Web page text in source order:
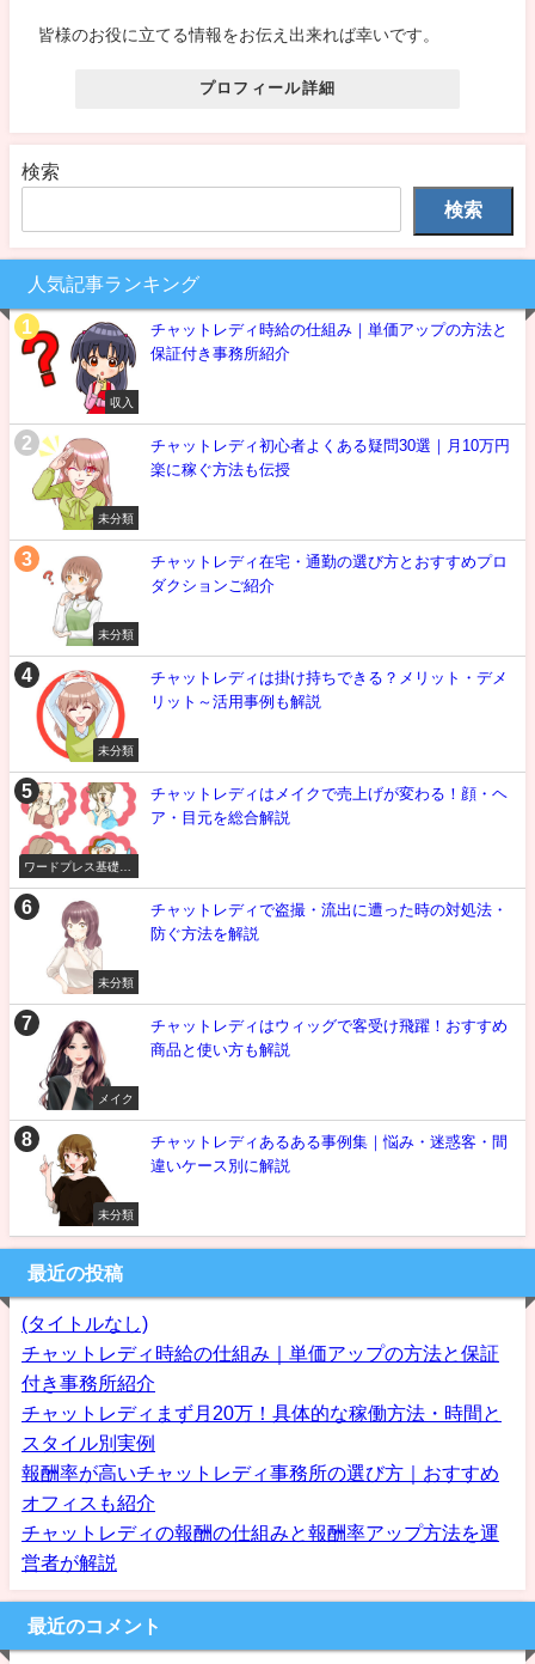
皆様のお役に立てる情報をお伝え出来れば幸いです。
プロフィール詳細
検索
検索
人気記事ランキング
収入
チャットレディ時給の仕組み｜単価アップの方法と
保証付き事務所紹介
未分類
チャットレディ初心者よくある疑問30選｜月10万円
楽に稼ぐ方法も伝授
未分類
チャットレディ在宅・通勤の選び方とおすすめプロ
ダクションご紹介
未分類
チャットレディは掛け持ちできる？メリット・デメ
リット～活用事例も解説
ワードプレス基礎知
チャットレディはメイクで売上げが変わる！顔・ヘ
ア・目元を総合解説
未分類
チャットレディで盗撮・流出に遭った時の対処法・
防ぐ方法を解説
メイク
チャットレディはウィッグで客受け飛躍！おすすめ
商品と使い方も解説
未分類
チャットレディあるある事例集｜悩み・迷惑客・間
違いケース別に解説
最近の投稿
(タイトルなし)
チャットレディ時給の仕組み｜単価アップの方法と保証
付き事務所紹介
チャットレディまず月20万！具体的な稼働方法・時間と
スタイル別実例
報酬率が高いチャットレディ事務所の選び方｜おすすめ
オフィスも紹介
チャットレディの報酬の仕組みと報酬率アップ方法を運
営者が解説
最近のコメント